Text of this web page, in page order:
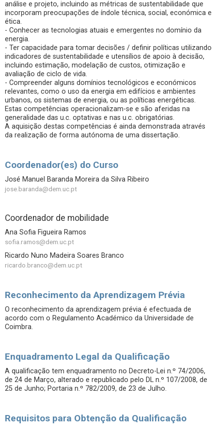
análise e projeto, incluindo as métricas de sustentabilidade que
incorporam preocupações de índole técnica, social, económica e
ética.
- Conhecer as tecnologias atuais e emergentes no domínio da
energia.
- Ter capacidade para tomar decisões / definir políticas utilizando
indicadores de sustentabilidade e utensílios de apoio à decisão,
incluindo estimação, modelação de custos, otimização e
avaliação de ciclo de vida.
- Compreender alguns domínios tecnológicos e económicos
relevantes, como o uso da energia em edifícios e ambientes
urbanos, os sistemas de energia, ou as políticas energéticas.
Estas competências operacionalizam-se e são aferidas na
generalidade das u.c. optativas e nas u.c. obrigatórias.
A aquisição destas competências é ainda demonstrada através
da realização de forma autónoma de uma dissertação.
Coordenador(es) do Curso
José Manuel Baranda Moreira da Silva Ribeiro
jose.baranda@dem.uc.pt
Coordenador de mobilidade
Ana Sofia Figueira Ramos
sofia.ramos@dem.uc.pt
Ricardo Nuno Madeira Soares Branco
ricardo.branco@dem.uc.pt
Reconhecimento da Aprendizagem Prévia
O reconhecimento da aprendizagem prévia é efectuada de
acordo com o Regulamento Académico da Universidade de
Coimbra.
Enquadramento Legal da Qualificação
A qualificação tem enquadramento no Decreto-Lei n.º 74/2006,
de 24 de Março, alterado e republicado pelo DL n.º 107/2008, de
25 de Junho; Portaria n.º 782/2009, de 23 de Julho.
Requisitos para Obtenção da Qualificação